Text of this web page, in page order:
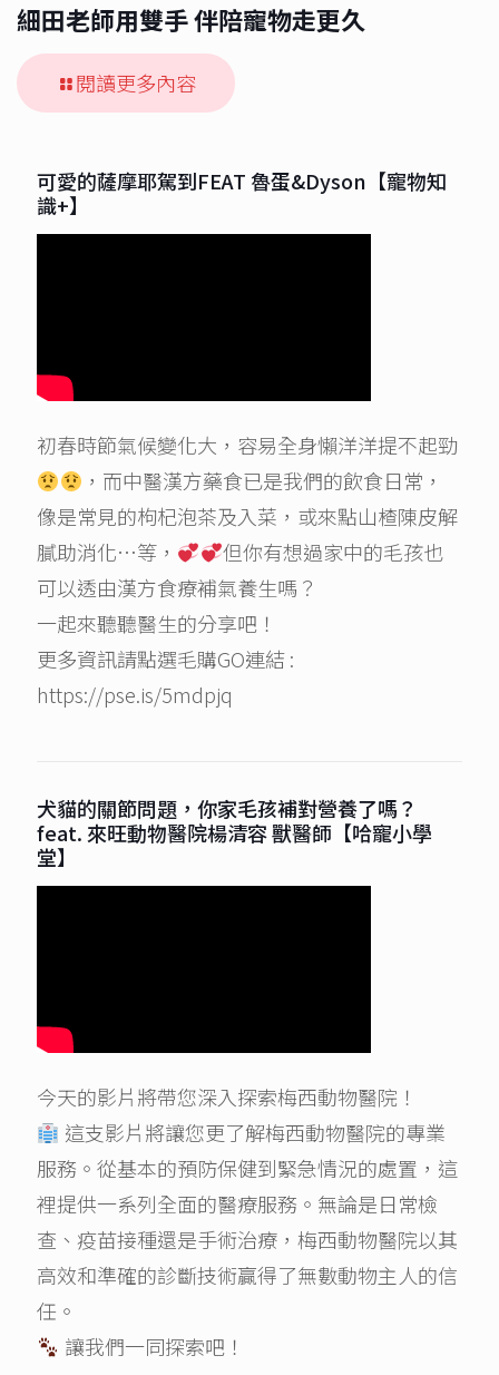
細田老師用雙手 伴陪寵物走更久
閱讀更多內容
可愛的薩摩耶駕到FEAT 魯蛋&Dyson【寵物知
識+】
初春時節氣候變化大，容易全身懶洋洋提不起勁
，而中醫漢方藥食已是我們的飲食日常，
像是常見的枸杞泡茶及入菜，或來點山楂陳皮解
膩助消化…等，
但你有想過家中的毛孩也
可以透由漢方食療補氣養生嗎？
一起來聽聽醫生的分享吧！
更多資訊請點選毛購GO連結 :
https://pse.is/5mdpjq
犬貓的關節問題，你家毛孩補對營養了嗎？
feat. 來旺動物醫院楊清容 獸醫師【哈寵小學
堂】
今天的影片將帶您深入探索梅西動物醫院！
這支影片將讓您更了解梅西動物醫院的專業
服務。從基本的預防保健到緊急情況的處置，這
裡提供一系列全面的醫療服務。無論是日常檢
查、疫苗接種還是手術治療，梅西動物醫院以其
高效和準確的診斷技術贏得了無數動物主人的信
任。
讓我們一同探索吧！